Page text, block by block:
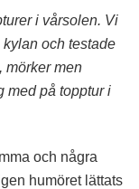
i vårsolen. Vi
och testade
mörker men
med på topptur i
och några
humöret lättats